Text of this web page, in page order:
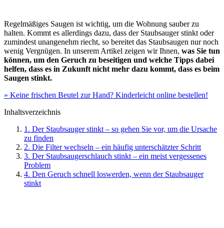
Regelmäßiges Saugen ist wichtig, um die Wohnung sauber zu
halten. Kommt es allerdings dazu, dass der Staubsauger stinkt oder
zumindest unangenehm riecht, so bereitet das Staubsaugen nur noch
wenig Vergnügen. In unserem Artikel zeigen wir Ihnen, was Sie tun
können, um den Geruch zu beseitigen und welche Tipps dabei
helfen, dass es in Zukunft nicht mehr dazu kommt, dass es beim
Saugen stinkt.
» Keine frischen Beutel zur Hand? Kinderleicht online bestellen!
Inhaltsverzeichnis
1. Der Staubsauger stinkt – so gehen Sie vor, um die Ursache
zu finden
2. Die Filter wechseln – ein häufig unterschätzter Schritt
3. Der Staubsaugerschlauch stinkt – ein meist vergessenes
Problem
4. Den Geruch schnell loswerden, wenn der Staubsauger
stinkt